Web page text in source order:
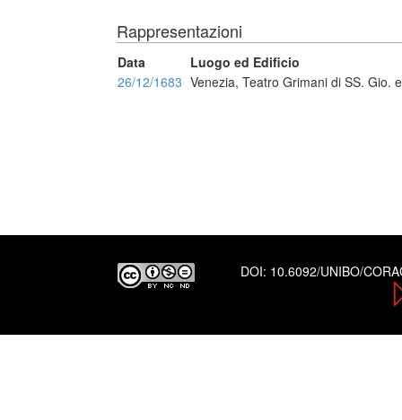
Rappresentazioni
Data
Luogo ed Edificio
26/12/1683 Venezia, Teatro Grimani di SS. Gio.
DOI: 10.6092/UNIBO/